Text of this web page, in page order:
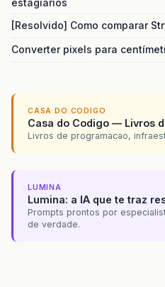
estagiários
[Resolvido] Como comparar
Converter pixels para
CASA DO CODIGO
Casa do Codigo — Livros
Livros de programacao,
LUMINA
Lumina: a IA que te traz
Prompts prontos por
de verdade.